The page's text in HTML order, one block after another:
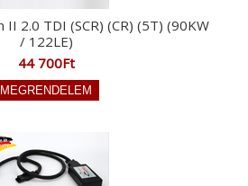
II 2.0 TDI (SCR) (CR) (5T) (90KW
/ 122LE)
44 700Ft